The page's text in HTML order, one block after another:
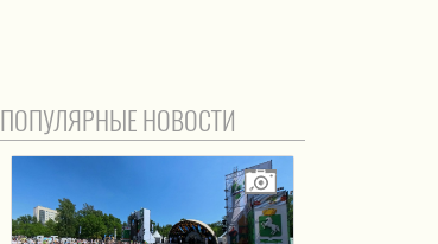
ПОПУЛЯРНЫЕ НОВОСТИ